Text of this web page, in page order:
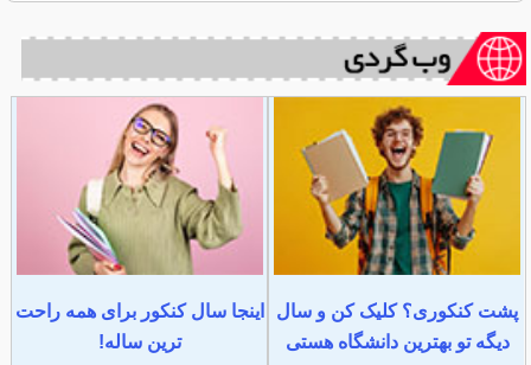
پشت کنکوری؟ کلیک کن و سال
دیگه تو بهترین دانشگاه هستی
اینجا سال کنکور برای همه راحت
ترین ساله!